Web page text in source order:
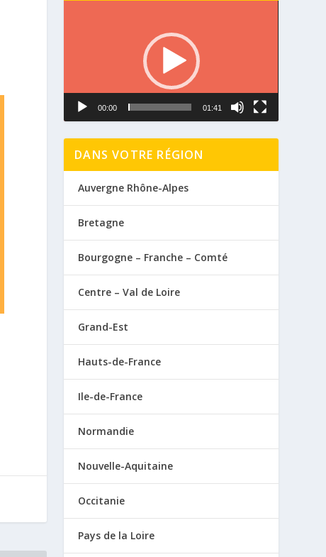
00:00 01:41
DANS VOTRE RÉGION
Auvergne Rhône-Alpes
Bretagne
Bourgogne – Franche – Comté
Centre – Val de Loire
Grand-Est
Hauts-de-France
Ile-de-France
Normandie
Nouvelle-Aquitaine
Occitanie
Pays de la Loire